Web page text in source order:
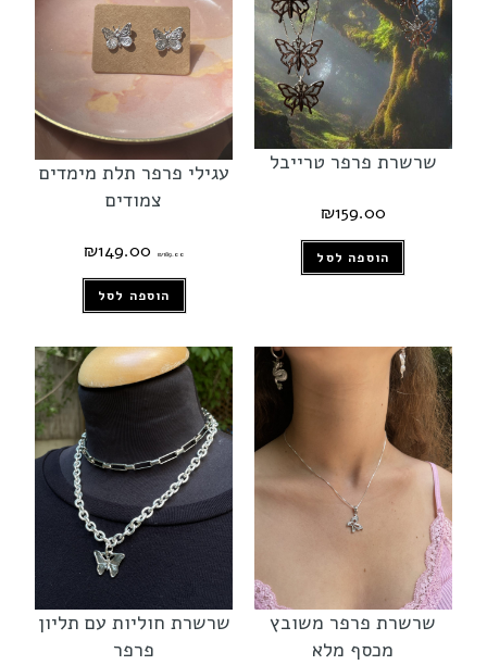
שרשרת פרפר טרייבל
₪159.00
הוספה לסל
עגילי פרפר תלת מימדים
צמודים
₪189.00
₪149.00
הוספה לסל
שרשרת פרפר משובץ
מכסף מלא
שרשרת חוליות עם תליון
פרפר